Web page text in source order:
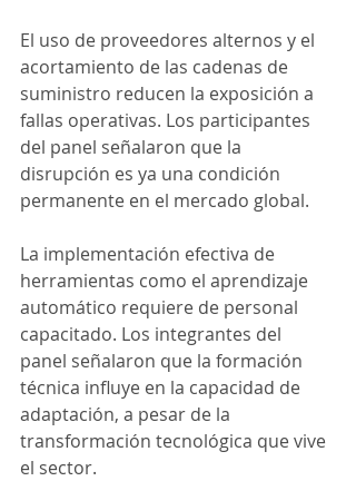
El uso de proveedores alternos y el
acortamiento de las cadenas de
suministro reducen la exposición a
fallas operativas. Los participantes
del panel señalaron que la
disrupción es ya una condición
permanente en el mercado global.
La implementación efectiva de
herramientas como el aprendizaje
automático requiere de personal
capacitado. Los integrantes del
panel señalaron que la formación
técnica influye en la capacidad de
adaptación, a pesar de la
transformación tecnológica que vive
el sector.